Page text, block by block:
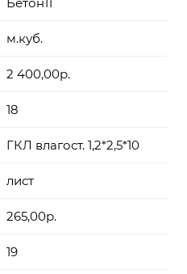
м.куб.
2 400,00р.
18
ГКЛ влагост. 1,2*2,5*10
лист
265,00р.
19